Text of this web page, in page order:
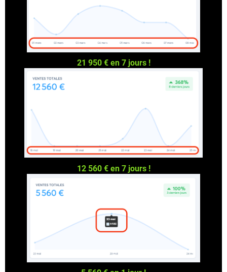
21 950 € en 7 jours !
12 560 € en 7 jours !